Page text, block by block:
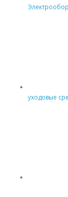
уходовые